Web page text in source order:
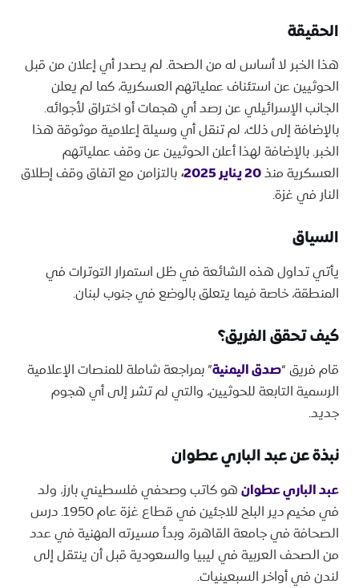
الحقيقة
هذا الخبر لا أساس له من الصحة. لم يصدر أي إعلان من قبل
الحوثيين عن استئناف عملياتهم العسكرية، كما لم يعلن
الجانب الإسرائيلي عن رصد أي هجمات أو اختراق لأجوائه.
بالإضافة إلى ذلك، لم تنقل أي وسيلة إعلامية موثوقة هذا
الخبر. بالإضافة لهذا أعلن الحوثيين عن وقف عملياتهم
العسكرية منذ20 يناير 2025 ،بالتزامن مع اتفاق وقف إطلاق
النار في غزة.
السياق
يأتي تداول هذه الشائعة في ظل استمرار التوترات في
المنطقة، خاصة فيما يتعلق بالوضع في جنوب لبنان.
كيف تحقق الفريق؟
قام فريق “صدق اليمنية” بمراجعة شاملة للمنصات الإعلامية
الرسمية التابعة للحوثيين، والتي لم تشر إلى أي هجوم
جديد.
نبذة عن عبد الباري عطوان
عبد الباري عطوانهو كاتب وصحفي فلسطيني بارز، ولد
في مخيم دير البلح للاجئين في قطاع غزة عام 1950. درس
الصحافة في جامعة القاهرة، وبدأ مسيرته المهنية في عدد
من الصحف العربية في ليبيا والسعودية قبل أن ينتقل إلى
لندن في أواخر السبعينيات.